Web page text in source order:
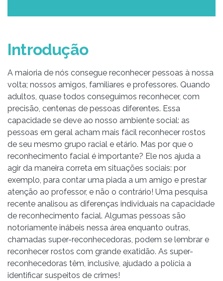
Introdução
A maioria de nós consegue reconhecer pessoas à nossa
volta; nossos amigos, familiares e professores. Quando
adultos, quase todos conseguimos reconhecer, com
precisão, centenas de pessoas diferentes. Essa
capacidade se deve ao nosso ambiente social: as
pessoas em geral acham mais fácil reconhecer rostos
de seu mesmo grupo racial e etário. Mas por que o
reconhecimento facial é importante? Ele nos ajuda a
agir da maneira correta em situações sociais: por
exemplo, para contar uma piada a um amigo e prestar
atenção ao professor, e não o contrário! Uma pesquisa
recente analisou as diferenças individuais na capacidade
de reconhecimento facial. Algumas pessoas são
notoriamente inábeis nessa área enquanto outras,
chamadas super-reconhecedoras, podem se lembrar e
reconhecer rostos com grande exatidão. As super-
reconhecedoras têm, inclusive, ajudado a polícia a
identificar suspeitos de crimes!